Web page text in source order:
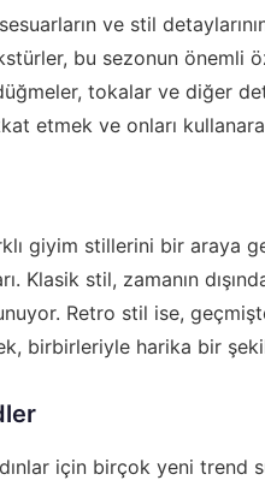
ve stil
bu sezonun önemli
tokalar ve diğer
etmek ve onları
giyim stillerini bir araya
Klasik stil, zamanın
Retro stil ise,
birbirleriyle harika bir
için birçok yeni trend